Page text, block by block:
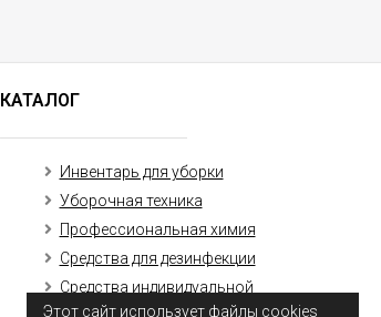
Этот сайт использует файлы cookies
КАТАЛОГ
Инвентарь для уборки
Уборочная техника
Профессиональная химия
Средства для дезинфекции
Средства индивидуальной
защиты (маски, перчатки)